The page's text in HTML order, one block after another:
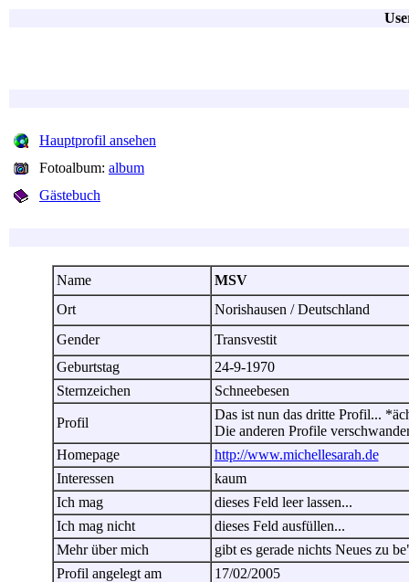
Hauptprofil ansehen
Fotoalbum: album
Gästebuch
Name
MSV
Ort
Norishausen / Deutschland
Gender
Transvestit
Geburtstag
24-9-1970
Sternzeichen
Schneebesen
Profil
Das ist nun das dritte Profil...
Die anderen Profile
Homepage
http://www.michellesarah.de
Interessen
kaum
Ich mag
dieses Feld leer lassen...
Ich mag nicht
dieses Feld ausfüllen...
Mehr über mich
gibt es gerade nichts Neues zu
Profil angelegt am
17/02/2005